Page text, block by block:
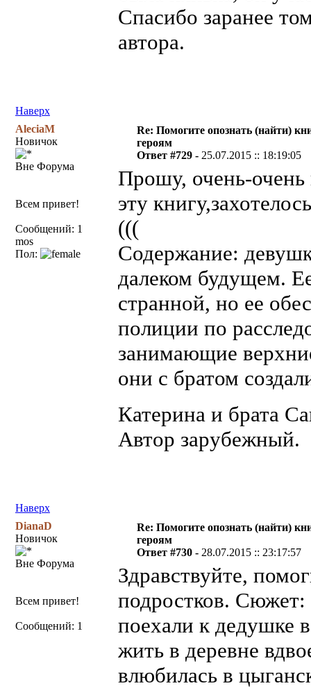
Спасибо заранее
автора.
Наверх
AleciaM
Новичок
Вне Форума
Всем привет!
Сообщений: 1
mos
Пол:
Re: Помогите опознать (найти)
героям
Ответ #729 - 25.07.2015 :: 18:19:05
Прошу, очень-
эту
(((
Содержание:
далеком будущем.
странной, но ее
полиции по
занимающие
они с братом
Катерина и брата
Автор зарубежный.
Наверх
DianaD
Новичок
Вне Форума
Всем привет!
Сообщений: 1
Re: Помогите опознать (найти)
героям
Ответ #730 - 28.07.2015 :: 23:17:57
Здравствуйте,
подростков. Сюжет:
поехали к дедушке
жить в деревне
влюбилась в